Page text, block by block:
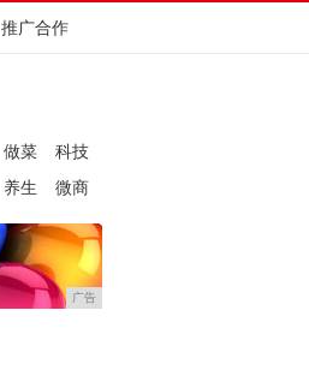
推广合作
做菜
科技
养生 微商
广告